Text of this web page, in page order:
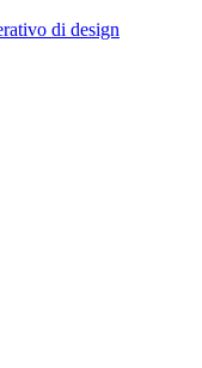
di design